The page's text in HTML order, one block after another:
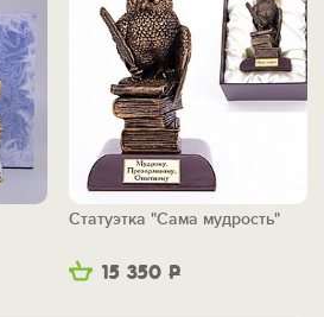
15 350 Р
Статуэтка "Сама мудрость"